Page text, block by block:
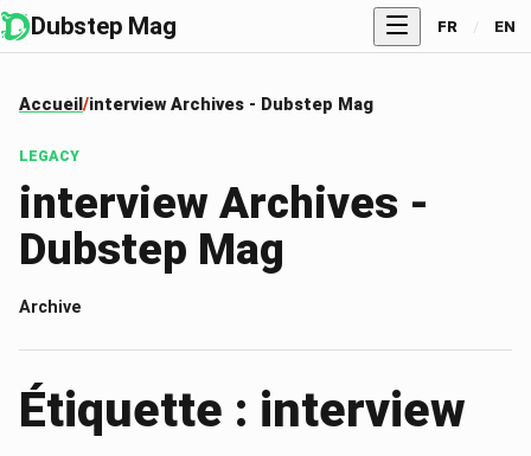
Dubstep Mag FR / EN
Accueil interview Archives - Dubstep Mag
LEGACY
interview Archives -
Dubstep Mag
Archive
Étiquette : interview